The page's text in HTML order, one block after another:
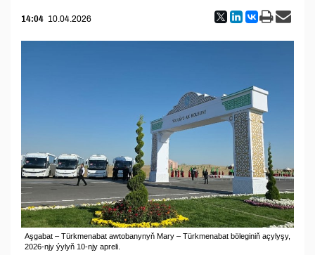
14:04 10.04.2026
Aşgabat – Türkmenabat awtobanynyň Mary – Türkmenabat böleginiň açylyşy,
2026-njy ýylyň 10-njy apreli.